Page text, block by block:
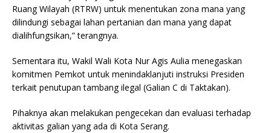
Ruang Wilayah (RTRW) untuk menentukan zona mana yang
dilindungi sebagai lahan pertanian dan mana yang dapat
dialihfungsikan,” terangnya.
Sementara itu, Wakil Wali Kota Nur Agis Aulia menegaskan
komitmen Pemkot untuk menindaklanjuti instruksi Presiden
terkait penutupan tambang ilegal (Galian C di Taktakan).
Pihaknya akan melakukan pengecekan dan evaluasi terhadap
aktivitas galian yang ada di Kota Serang.